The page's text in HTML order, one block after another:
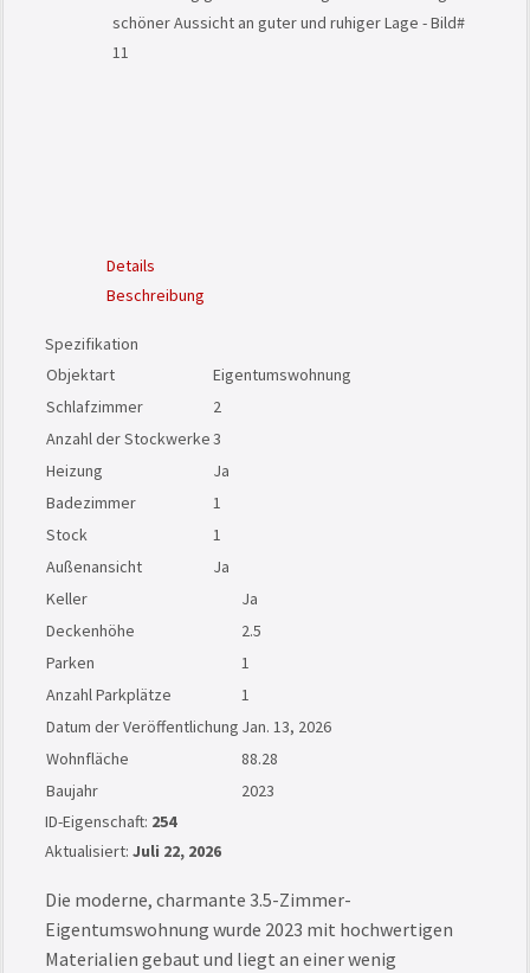
Details
Beschreibung
Spezifikation
Objektart
Eigentumswohnung
Schlafzimmer
2
Anzahl der Stockwerke3
Heizung
Ja
Badezimmer
1
Stock
1
Außenansicht
Ja
Keller
Ja
Deckenhöhe
2.5
Parken
1
Anzahl Parkplätze
1
Datum der Veröffentlichung Jan. 13, 2026
Wohnfläche
88.28
Baujahr
2023
ID-Eigenschaft: 254
Aktualisiert:Juli 22, 2026
Die moderne, charmante 3.5-Zimmer-
Eigentumswohnung wurde 2023 mit hochwertigen
Materialien gebaut und liegt an einer wenig